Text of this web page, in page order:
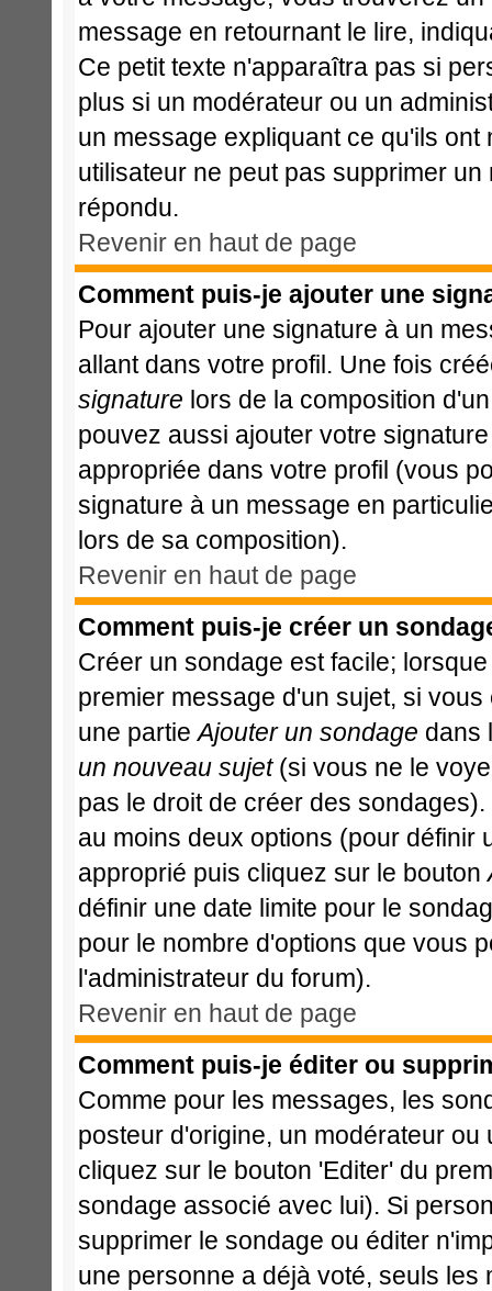
message en retournant le lire,
Ce petit texte n'apparaîtra pas si
plus si un modérateur ou un
un message expliquant ce qu'ils
utilisateur ne peut pas supprimer
répondu.
Revenir en haut de page
Comment puis-je ajouter une
Pour ajouter une signature à un
allant dans votre profil. Une fois
signature lors de la composition
pouvez aussi ajouter votre
appropriée dans votre profil (vous
signature à un message en
lors de sa composition).
Revenir en haut de page
Comment puis-je créer un
Créer un sondage est facile;
premier message d'un sujet, si
une partieAjouter un sondage dans
un nouveau sujet(si vous ne le
pas le droit de créer des
au moins deux options (pour définir
approprié puis cliquez sur le bouton
définir une date limite pour le
pour le nombre d'options que vous
l'administrateur du forum).
Revenir en haut de page
Comment puis-je éditer ou
Comme pour les messages, les
posteur d'origine, un modérateur
cliquez sur le bouton 'Editer' du
sondage associé avec lui). Si
supprimer le sondage ou éditer
une personne a déjà voté, seuls